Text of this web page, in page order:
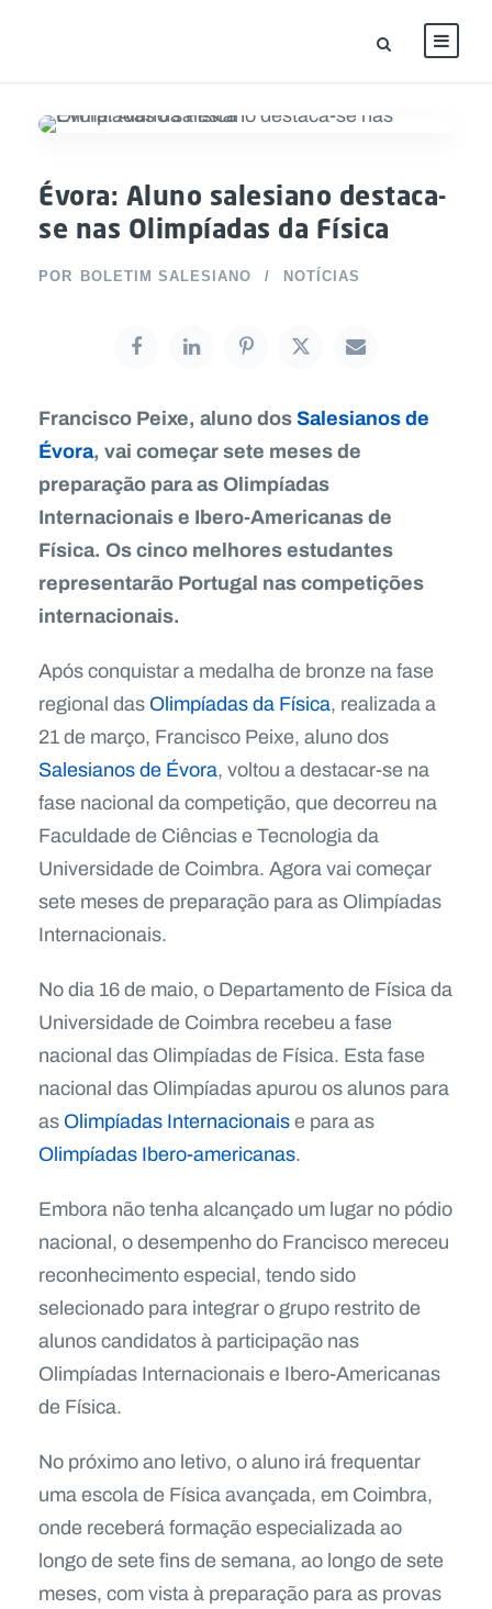
Évora: Aluno salesiano destaca-
se nas Olimpíadas da Física
POR BOLETIM SALESIANO NOTÍCIAS
Francisco Peixe, aluno dosSalesianos de
Évora, vai começar sete meses de
preparação para as Olimpíadas
Internacionais e Ibero-Americanas de
Física. Os cinco melhores estudantes
representarão Portugal nas competições
internacionais.
Após conquistar a medalha de bronze na fase
regional dasOlimpíadas da Física, realizada a
21 de março, Francisco Peixe, aluno dos
Salesianos de Évora, voltou a destacar-se na
fase nacional da competição, que decorreu na
Faculdade de Ciências e Tecnologia da
Universidade de Coimbra. Agora vai começar
sete meses de preparação para as Olimpíadas
Internacionais.
No dia 16 de maio, o Departamento de Física da
Universidade de Coimbra recebeu a fase
nacional das Olimpíadas de Física. Esta fase
nacional das Olimpíadas apurou os alunos para
asOlimpíadas Internacionaise para as
Olimpíadas Ibero-americanas.
Embora não tenha alcançado um lugar no pódio
nacional, o desempenho do Francisco mereceu
reconhecimento especial, tendo sido
selecionado para integrar o grupo restrito de
alunos candidatos à participação nas
Olimpíadas Internacionais e Ibero-Americanas
de Física.
No próximo ano letivo, o aluno irá frequentar
uma escola de Física avançada, em Coimbra,
onde receberá formação especializada ao
longo de sete fins de semana, ao longo de sete
meses, com vista à preparação para as provas